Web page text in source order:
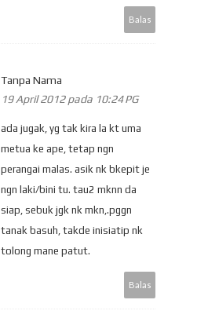
Balas
Tanpa Nama
19 April 2012 pada 10:24 PG
ada jugak, yg tak kira la kt uma
metua ke ape, tetap ngn
perangai malas. asik nk bkepit je
ngn laki/bini tu. tau2 mknn da
siap, sebuk jgk nk mkn,.pggn
tanak basuh, takde inisiatip nk
tolong mane patut.
Balas